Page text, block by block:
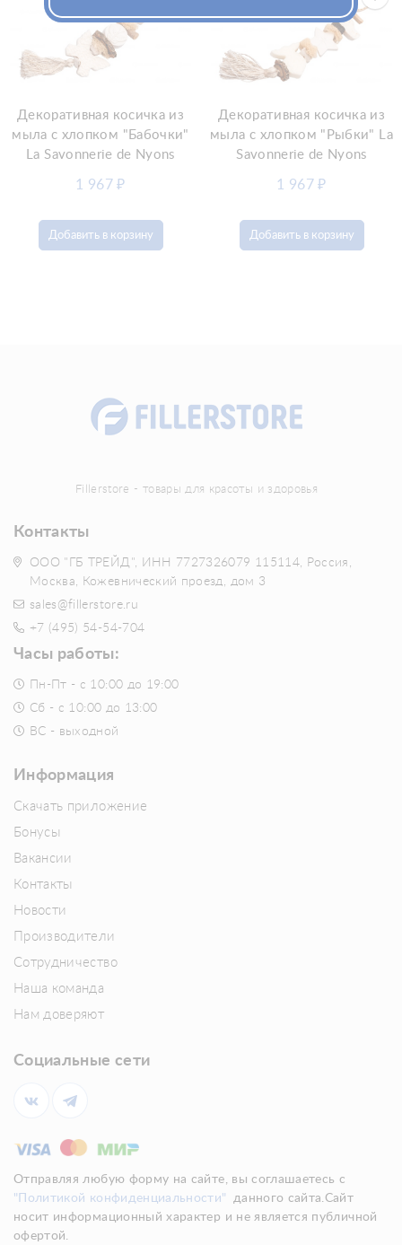
Добавить в корзину
Декоративная косичка из
мыла с хлопком "Бабочки"
La Savonnerie de Nyons
1 967₽
Добавить в корзину
Декоративная косичка из
мыла с хлопком "Рыбки" La
Savonnerie de Nyons
1 967₽
Fillerstore - товары для красоты и здоровья
Контакты
ООО "ГБ ТРЕЙД", ИНН 7727326079 115114, Россия,
Москва, Кожевнический проезд, дом 3
sales@fillerstore.ru
+7 (495) 54-54-704
Часы работы:
Пн-Пт - с 10:00 до 19:00
Сб - с 10:00 до 13:00
ВС - выходной
Информация
Скачать приложение
Бонусы
Вакансии
Контакты
Новости
Производители
Сотрудничество
Наша команда
Нам доверяют
Социальные сети
Отправляя любую форму на сайте, вы соглашаетесь с
"Политикой конфиденциальности"
данного сайта.Сайт
носит информационный характер и не является публичной
офертой.